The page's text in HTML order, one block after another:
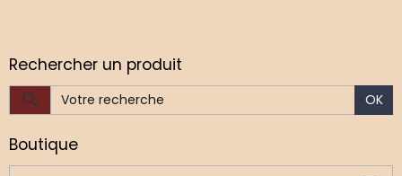
Rechercher un produit
OK
Boutique